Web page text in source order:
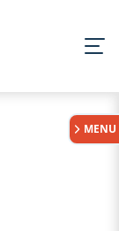
MENU